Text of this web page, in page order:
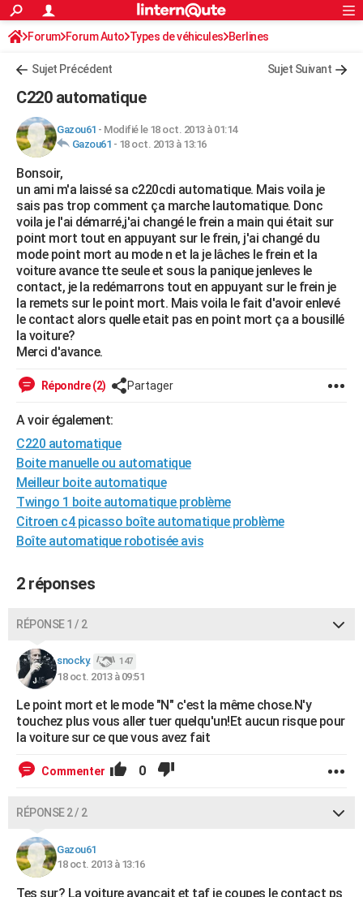
ACTUALITÉS
Politique
Société
Faits Divers
Education
Monde
Villes
+
FINANCE
Retraite
Impôts
Epargne
Immobilier
Risques naturels par ville
Banque
Assurance
Crédit
AUTO
Essais
Réserver un essai
Citadines
Berlines
SUV
Forum auto
+HIGH-TECH
Mobiles
Meilleur smartphone
Internet
Ordinateurs
Jeux vidéo
Guide high-tech
+BRICOLAGE
Forum
Aménagement intérieur
Extérieur
Cuisine
Salle de bains
Jardinage
Rangement
WEEK-END
Guides de France
Escapades
Patrimoine
Expositions
Musées
Week-end nature
LIFESTYLE
Art de vivre
Bien-être
Loisirs
ModeModes de vie
SANTE
Alimentation
Guide de la santé
Maladies
Médicaments
Sommeil
VOYAGE
Destinations
City break
Voyage nature
Voyage de noces
Forum
Climat
PHOTO
GUIDES D'ACHAT
BONS PLANS
CARTE DE VOEUX
Carte de Noël
Carte Bonne année
Carte Saint-Valentin
Carte Pâques
Carte d'anniversaire
DICTIONNAIRE
Dictionnaire
Biographies
Citations
Expressions
Proverbes
PROGRAMME TV
COPAINS D'AVANT
FORUM
Bricolage
Lifestyle
Culture
Sport
Auto
Television
Voyage
Cinema
S'inscrire
Connexion
Forum Forum Auto Types de véhicules Berlines
Sujet Précédent Sujet Suivant
C220 automatique
Gazou61 - Modifié le 18 oct. 2013 à 01:14
Gazou61 - 18 oct. 2013 à 13:16
Bonsoir,
un ami m'a laissé sa c220cdi automatique. Mais voila je
sais pas trop comment ça marche lautomatique. Donc
voila je l'ai démarré,j'ai changé le frein a main qui était sur
point mort tout en appuyant sur le frein, j'ai changé du
mode point mort au mode n et la je lâches le frein et la
voiture avance tte seule et sous la panique jenleves le
contact, je la redémarrons tout en appuyant sur le frein je
la remets sur le point mort. Mais voila le fait d'avoir enlevé
le contact alors quelle etait pas en point mort ça a bousillé
la voiture?
Merci d'avance.
Répondre (2) Partager
A voir également:
C220 automatique
Boite manuelle ou automatique
Meilleur boite automatique
Twingo 1 boite automatique problème
Citroen c4 picasso boîte automatique problème
Boîte automatique robotisée avis
2 réponses
RÉPONSE 1 / 2
snocky. 147
18 oct. 2013 à 09:51
Le point mort et le mode "N" c'est la même chose.N'y
touchez plus vous aller tuer quelqu'un!Et aucun risque pour
la voiture sur ce que vous avez fait
Commenter 0
RÉPONSE 2 / 2
Gazou61
18 oct. 2013 à 13:16
Tes sur? La voiture avançait et taf je coupes le contact ps